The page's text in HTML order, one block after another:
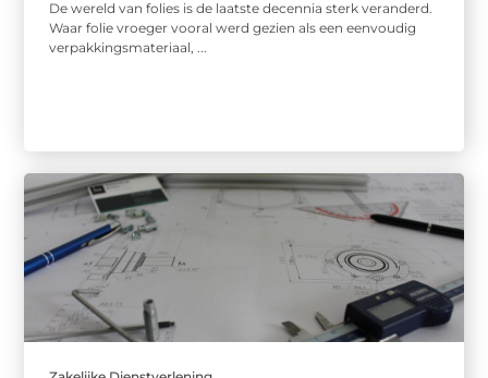
De wereld van folies is de laatste decennia sterk veranderd.
Waar folie vroeger vooral werd gezien als een eenvoudig
verpakkingsmateriaal, ...